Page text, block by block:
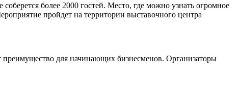
более 2000 гостей. Место, где можно узнать огромное
пройдет на территории выставочного центра
преимущество для начинающих бизнесменов. Организаторы